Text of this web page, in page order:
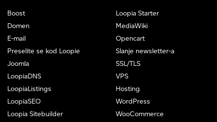
Boost
Domen
E-mail
Preselite se kod Loopie
Joomla
LoopiaDNS
LoopiaListings
LoopiaSEO
Loopia Sitebuilder
Loopia Starter
MediaWiki
Opencart
Slanje newsletter-a
SSL/TLS
VPS
Hosting
WordPress
WooCommerce